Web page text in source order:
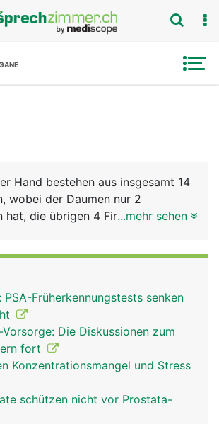
Hand bestehen aus insgesamt 14
wobei der Daumen nur 2
hat, die übrigen 4 Finger haben
Die Endglieder der Finger tragen
Die Bewegung der Finger erfolgt
Bänder der Hand- und
Nur der Daumen hat einen
den Daumenballen, der ihm einen
verleiht. Die
der Finger sind Greifen, Tasten
...mehr sehen
Früherkennungstests senken
Die Diskussionen zum
fort
Konzentrationsmangel und Stress
schützen nicht vor Prostata-